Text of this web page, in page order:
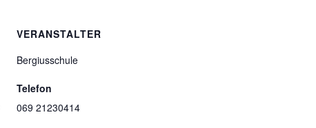
VERANSTALTER
Bergiusschule
Telefon
069 21230414